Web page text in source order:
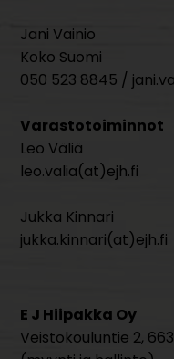
Jani Vainio
Koko Suomi
050 523 8845 /
Varastotoiminnot
Leo Väliä
leo.valia(at)ejh.fi
Jukka Kinnari
jukka.kinnari(at)ejh.fi
E J Hiipakka Oy
Veistokouluntie 2,